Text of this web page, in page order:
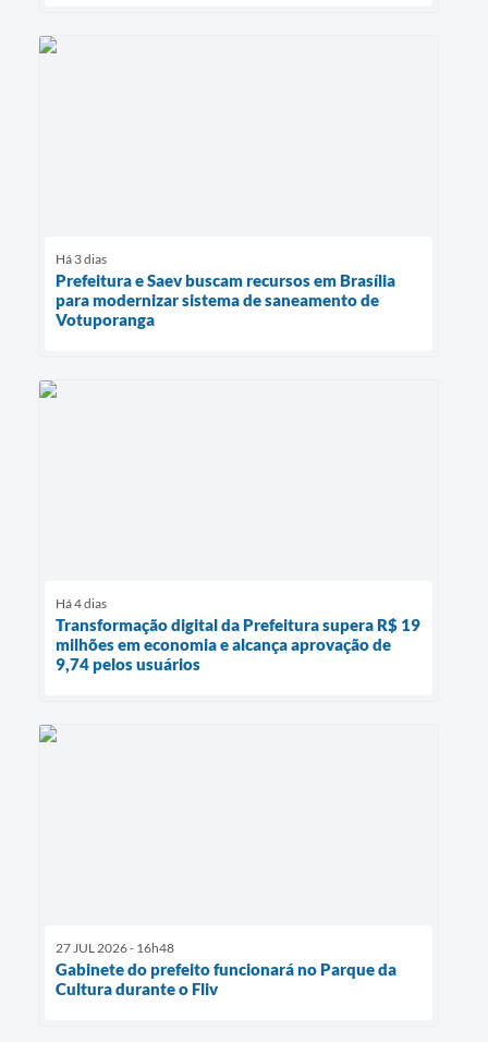
Há 3 dias
Prefeitura e Saev buscam recursos em Brasília
para modernizar sistema de saneamento de
Votuporanga
Há 4 dias
Transformação digital da Prefeitura supera R$ 19
milhões em economia e alcança aprovação de
9,74 pelos usuários
27 JUL 2026 - 16h48
Gabinete do prefeito funcionará no Parque da
Cultura durante o Fliv